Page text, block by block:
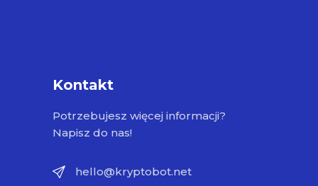
Kontakt
Potrzebujesz więcej informacji?
Napisz do nas!
hello@kryptobot.net